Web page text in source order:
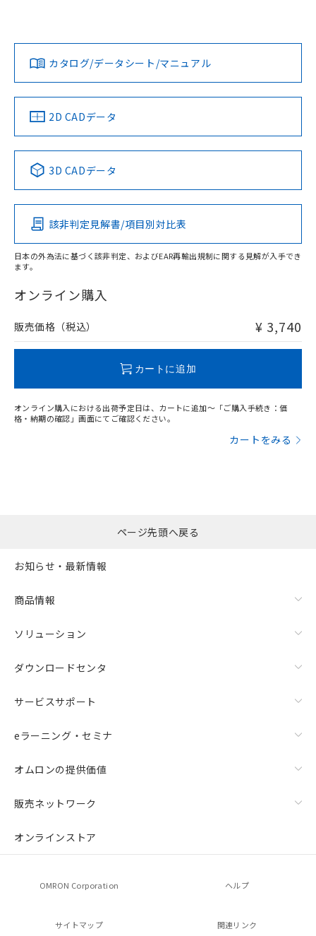
対応済み
中国 RoHS 注意事項・凡例
Pb Hg Cd Cr(VI)
O
在庫等で未対応品が混在する可能性があります。
問い合わせください。
LR型式承認
（イギリス
船舶規格）
DNV型式承認
（ノルウェー
BV型式承認
（フランス
KR型式
（韓国
No No No No
この製品の規格認証/適合状況ページへ
その他の認証はこちらのページからご検索ください
カタログ/データシート/マニュアル
2D CADデータ
3D CADデータ
該非判定見解書/項目別対比表
日本の外為法に基づく該非判定、およびEAR再輸出規制に関する見解が入手でき
ます。
オンライン購入
販売価格（税込） ¥ 3,740
カートに追加
オンライン購入における出荷予定日は、カートに追加～「ご購入手続き：価
格・納期の確認」画面にてご確認ください。
カートをみる
※当社の共同利用者とは、"個人情報
の共同利用に関して"
の「1.共同利
EU RoHS指令（10物質）の非含有証明書
51物質の非含有証明書（当社基準）
※本証明書は発行日時点で非含有を証明す
るもので、過去に遡って非含有を証明する
ものではありません。
また、RoHS指令のフタル酸エステル類４
既に当社にて対応品への在庫切替を完了
していることから、特段のことがない限
り、2022年1月12日より割愛しておりま
す。
ページ先頭へ戻る
お知らせ・最新情報
商品情報
ソリューション
ダウンロードセンタ
サービスサポート
eラーニング・セミナ
オムロンの提供価値
販売ネットワーク
オンラインストア
OMRON Corporation ヘルプ
サイトマップ 関連リンク